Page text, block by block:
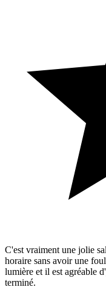
C'est vraiment une jolie
horaire sans avoir une
lumière et il est agréable
terminé.